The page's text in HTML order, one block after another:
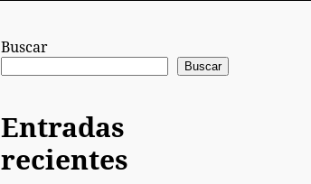
Buscar
Buscar
Entradas
recientes